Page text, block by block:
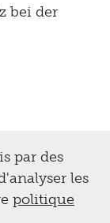
bei der
par des
les
politique